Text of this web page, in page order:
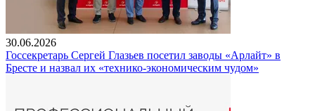
30.06.2026
Госсекретарь Сергей Глазьев посетил заводы «Арлайт» в
Бресте и назвал их «технико-экономическим чудом»